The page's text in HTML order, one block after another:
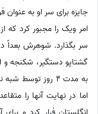
جایزه برای سر او به
امر ویک را مجبور کرد
سر بگذارد. شوهرش بعداً
گشتاپو دستگیر، شکنجه و
به مدت 4 روز
اما در نهایت آنها را